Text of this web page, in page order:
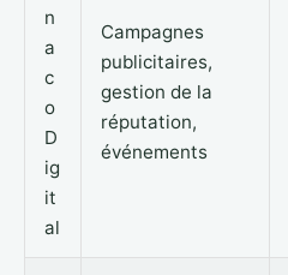
n
a
c
o
D
ig
it
al
Campagnes
publicitaires,
gestion de la
réputation,
événements